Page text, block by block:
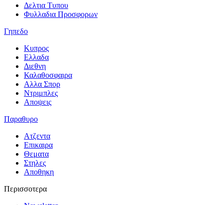
Δελτια Τυπου
Φυλλαδια Προσφορων
Γηπεδο
Κυπρος
Ελλαδα
Διεθνη
Καλαθοσφαιρα
Αλλα Σπορ
Ντριμπλες
Αποψεις
Παραθυρο
Ατζεντα
Επικαιρα
Θεματα
Στηλες
Αποθηκη
Περισσοτερα